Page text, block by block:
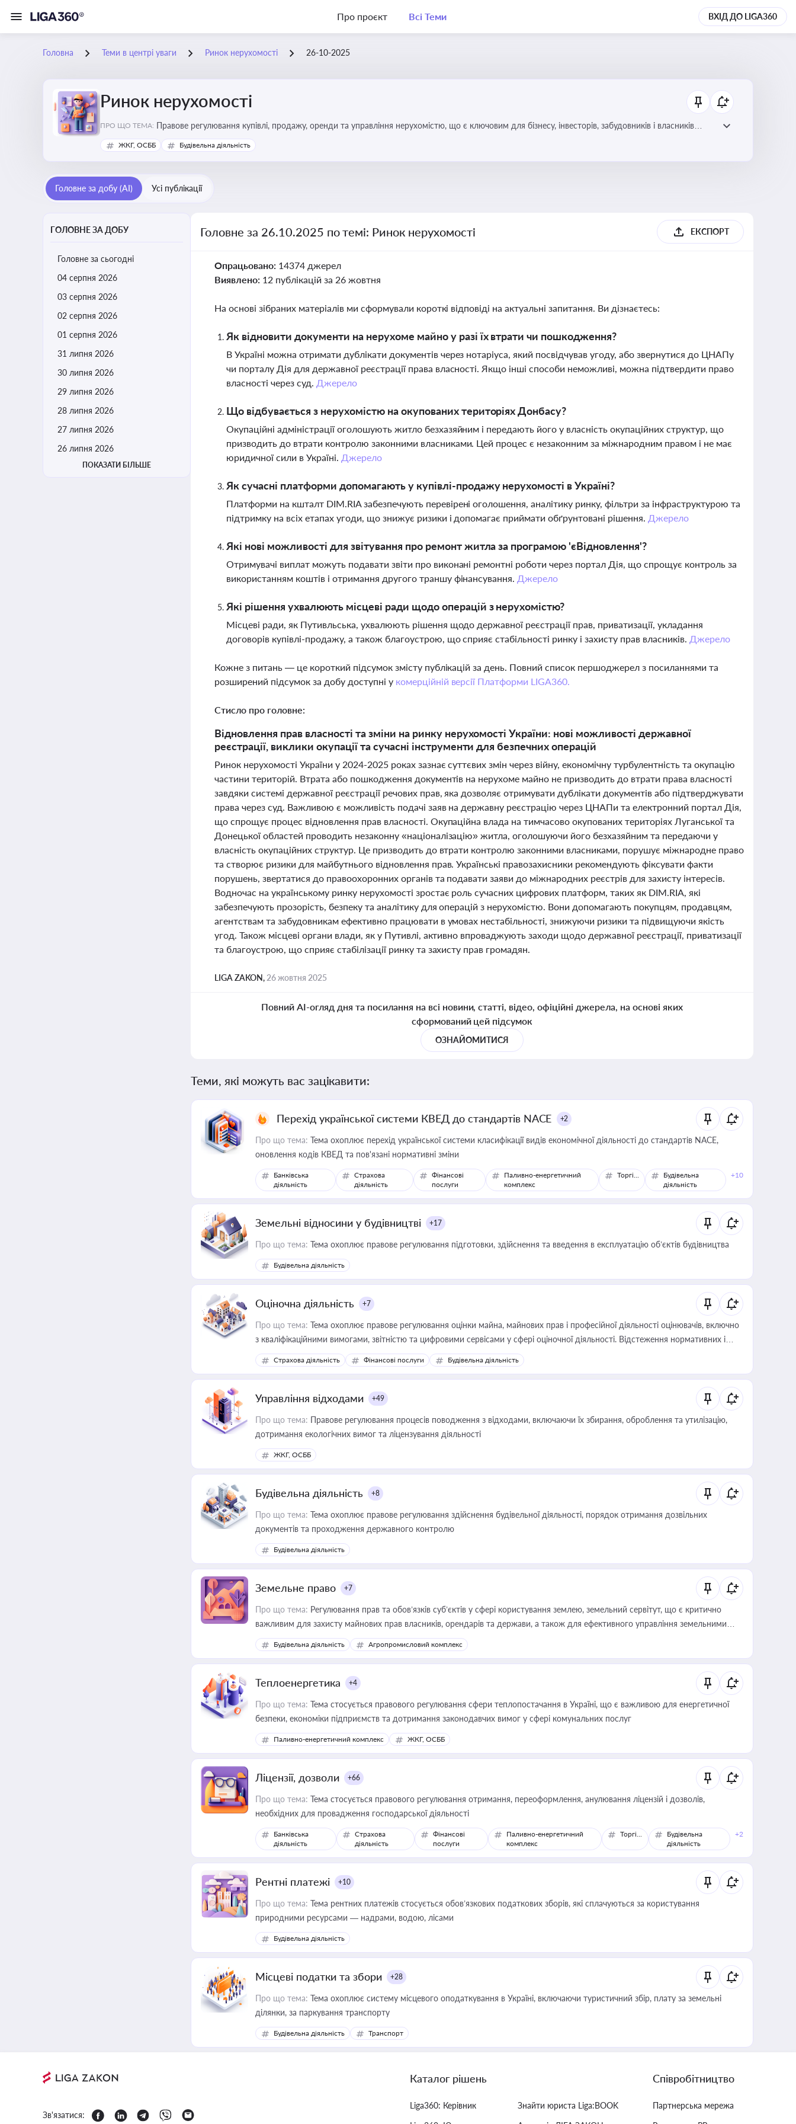
Про проєкт Всі Теми ВХІД ДО LIGA360
Головна Теми в центрі уваги Ринок нерухомості 26-10-2025
Ринок нерухомості
ПРО ЩО ТЕМА: Правове регулювання купівлі, продажу, оренди та управління нерухомістю, що є ключовим для бізнесу, інвесторів, забудовників і власників
об’єктів майна
ЖКГ, ОСББ Будівельна діяльність
Головне за добу (AI) Усі публікації
ГОЛОВНЕ ЗА ДОБУ
Головне за сьогодні
04 серпня 2026
03 серпня 2026
02 серпня 2026
01 серпня 2026
31 липня 2026
30 липня 2026
29 липня 2026
28 липня 2026
27 липня 2026
26 липня 2026
ПОКАЗАТИ БІЛЬШЕ
Головне за 26.10.2025 по темі: Ринок нерухомості ЕКСПОРТ
Опрацьовано: 14374 джерел
Виявлено: 12 публікацій за 26 жовтня
На основі зібраних матеріалів ми сформували короткі відповіді на актуальні запитання. Ви дізнаєтесь:
Як відновити документи на нерухоме майно у разі їх втрати чи пошкодження?
В Україні можна отримати дублікати документів через нотаріуса, який посвідчував угоду, або звернутися до ЦНАПу
чи порталу Дія для державної реєстрації права власності. Якщо інші способи неможливі, можна підтвердити право
власності через суд. Джерело
Що відбувається з нерухомістю на окупованих територіях Донбасу?
Окупаційні адміністрації оголошують житло безхазяйним і передають його у власність окупаційних структур, що
призводить до втрати контролю законними власниками. Цей процес є незаконним за міжнародним правом і не має
юридичної сили в Україні. Джерело
Як сучасні платформи допомагають у купівлі-продажу нерухомості в Україні?
Платформи на кшталт DIM.RIA забезпечують перевірені оголошення, аналітику ринку, фільтри за інфраструктурою та
підтримку на всіх етапах угоди, що знижує ризики і допомагає приймати обґрунтовані рішення. Джерело
Які нові можливості для звітування про ремонт житла за програмою 'єВідновлення'?
Отримувачі виплат можуть подавати звіти про виконані ремонтні роботи через портал Дія, що спрощує контроль за
використанням коштів і отримання другого траншу фінансування. Джерело
Які рішення ухвалюють місцеві ради щодо операцій з нерухомістю?
Місцеві ради, як Путивльська, ухвалюють рішення щодо державної реєстрації прав, приватизації, укладання
договорів купівлі-продажу, а також благоустрою, що сприяє стабільності ринку і захисту прав власників. Джерело
Кожне з питань — це короткий підсумок змісту публікацій за день. Повний список першоджерел з посиланнями та
розширений підсумок за добу доступні у комерційній версії Платформи LIGA360.
Стисло про головне:
Відновлення прав власності та зміни на ринку нерухомості України: нові можливості державної
реєстрації, виклики окупації та сучасні інструменти для безпечних операцій
Ринок нерухомості України у 2024-2025 роках зазнає суттєвих змін через війну, економічну турбулентність та окупацію
частини територій. Втрата або пошкодження документів на нерухоме майно не призводить до втрати права власності
завдяки системі державної реєстрації речових прав, яка дозволяє отримувати дублікати документів або підтверджувати
права через суд. Важливою є можливість подачі заяв на державну реєстрацію через ЦНАПи та електронний портал Дія,
що спрощує процес відновлення прав власності. Окупаційна влада на тимчасово окупованих територіях Луганської та
Донецької областей проводить незаконну «націоналізацію» житла, оголошуючи його безхазяйним та передаючи у
власність окупаційних структур. Це призводить до втрати контролю законними власниками, порушує міжнародне право
та створює ризики для майбутнього відновлення прав. Українські правозахисники рекомендують фіксувати факти
порушень, звертатися до правоохоронних органів та подавати заяви до міжнародних реєстрів для захисту інтересів.
Водночас на українському ринку нерухомості зростає роль сучасних цифрових платформ, таких як DIM.RIA, які
забезпечують прозорість, безпеку та аналітику для операцій з нерухомістю. Вони допомагають покупцям, продавцям,
агентствам та забудовникам ефективно працювати в умовах нестабільності, знижуючи ризики та підвищуючи якість
угод. Також місцеві органи влади, як у Путивлі, активно впроваджують заходи щодо державної реєстрації, приватизації
та благоустрою, що сприяє стабілізації ринку та захисту прав громадян.
LIGA ZAKON, 26 жовтня 2025
Повний AI-огляд дня та посилання на всі новини, статті, відео, офіційні джерела, на основі яких
сформований цей підсумок
ОЗНАЙОМИТИСЯ
Теми, які можуть вас зацікавити:
Перехід української системи КВЕД до стандартів NACE +2
Про що тема: Тема охоплює перехід української системи класифікації видів економічної діяльності до стандартів NACE,
оновлення кодів КВЕД та пов'язані нормативні зміни
Банківська
діяльність
Страхова
діяльність
Фінансові
послуги
Паливно-енергетичний
комплекс
Торгівля
Будівельна
діяльність
+10
Земельні відносини у будівництві +17
Про що тема: Тема охоплює правове регулювання підготовки, здійснення та введення в експлуатацію об’єктів будівництва
Будівельна діяльність
Оціночна діяльність +7
Про що тема: Тема охоплює правове регулювання оцінки майна, майнових прав і професійної діяльності оцінювачів, включно
з кваліфікаційними вимогами, звітністю та цифровими сервісами у сфері оціночної діяльності. Відстеження нормативних і
медійних змін у цій сфері корисне для власника бізнесу, керівника, юриста або бухгалтера під час оподаткування,
приватизації, оренди державного майна, корпоративних угод і перевірки статусу суб'єктів оціночної діяльності
Страхова діяльність Фінансові послуги Будівельна діяльність
Управління відходами +49
Про що тема: Правове регулювання процесів поводження з відходами, включаючи їх збирання, оброблення та утилізацію,
дотримання екологічних вимог та ліцензування діяльності
ЖКГ, ОСББ
Будівельна діяльність +8
Про що тема: Тема охоплює правове регулювання здійснення будівельної діяльності, порядок отримання дозвільних
документів та проходження державного контролю
Будівельна діяльність
Земельне право +7
Про що тема: Регулювання прав та обов’язків суб’єктів у сфері користування землею, земельний сервітут, що є критично
важливим для захисту майнових прав власників, орендарів та держави, а також для ефективного управління земельними
ресурсами
Будівельна діяльність Агропромисловий комплекс
Теплоенергетика +4
Про що тема: Тема стосується правового регулювання сфери теплопостачання в Україні, що є важливою для енергетичної
безпеки, економіки підприємств та дотримання законодавчих вимог у сфері комунальних послуг
Паливно-енергетичний комплекс ЖКГ, ОСББ
Ліцензії, дозволи +66
Про що тема: Тема стосується правового регулювання отримання, переоформлення, анулювання ліцензій і дозволів,
необхідних для провадження господарської діяльності
Банківська
діяльність
Страхова
діяльність
Фінансові
послуги
Паливно-енергетичний
комплекс
Торгівля
Будівельна
діяльність
+2
Рентні платежі +10
Про що тема: Тема рентних платежів стосується обов’язкових податкових зборів, які сплачуються за користування
природними ресурсами — надрами, водою, лісами
Будівельна діяльність
Місцеві податки та збори +28
Про що тема: Тема охоплює систему місцевого оподаткування в Україні, включаючи туристичний збір, плату за земельні
ділянки, за паркування транспорту
Будівельна діяльність Транспорт
Зв'язатися:
Каталог рішень
Liga360: Керівник
Знайти юриста Liga:BOOK
Співробітництво
Партнерська мережа